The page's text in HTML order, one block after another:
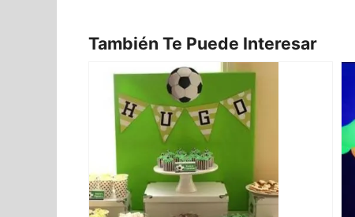
También Te Puede Interesar